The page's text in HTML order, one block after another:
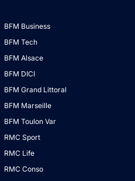
BFM Business
BFM Tech
BFM Alsace
BFM DICI
BFM Grand Littoral
BFM Marseille
BFM Toulon Var
RMC Sport
RMC Life
RMC Conso